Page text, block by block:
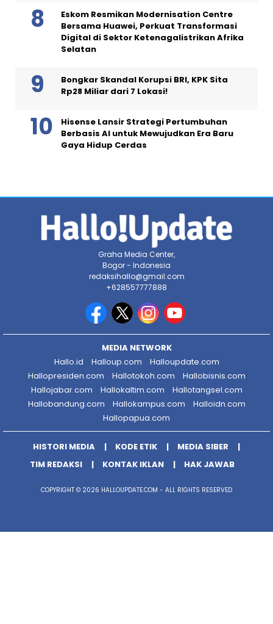
Eskom Resmikan Modernisation Centre
Bersama Huawei, Perkuat Transformasi
Digital di Sektor Ketenagalistrikan Afrika
Selatan
Bongkar Skandal Korupsi BRI, KPK Sita
Rp28 Miliar dari 7 Lokasi!
Hisense Lansir Strategi Pertumbuhan
Berbasis AI untuk Mewujudkan Era Baru
Gaya Hidup Cerdas
Graha Media Center,
Bogor - Indonesia
redaksihallo@gmail.com
+628557777888
MEDIA NETWORK
Hallo.id
Halloup.com
Halloupdate.com
Hallopresiden.com
Hallotokoh.com
Hallobisnis.com
Hallojabar.com
Hallokaltim.com
Hallotangsel.com
Hallobandung.com
Hallokampus.com
Halloidn.com
Hallopapua.com
HISTORI MEDIA KODE ETIK
MEDIA SIBER
TIM REDAKSI
KONTAK IKLAN HAK JAWAB
COPYRIGHT © 2026 HALLOUPDATE.COM - ALL RIGHTS RESERVED